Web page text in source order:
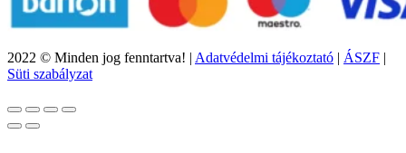
2022 © Minden jog fenntartva! | Adatvédelmi tájékoztató | ÁSZF |
Süti szabályzat